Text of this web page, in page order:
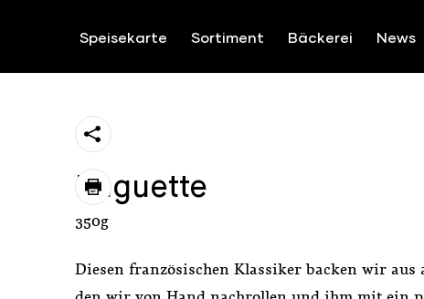
Speisekarte Sortiment Bäckerei News
https://feierabend.stroeck.at/sortiment/baguette/
share
print
Baguette
350g
Diesen französischen Klassiker backen wir aus